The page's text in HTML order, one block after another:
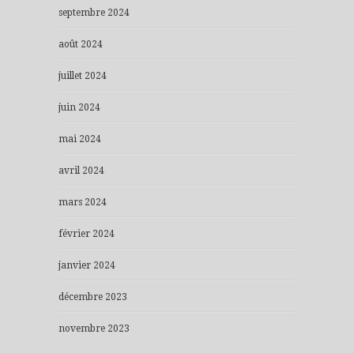
septembre 2024
août 2024
juillet 2024
juin 2024
mai 2024
avril 2024
mars 2024
février 2024
janvier 2024
décembre 2023
novembre 2023